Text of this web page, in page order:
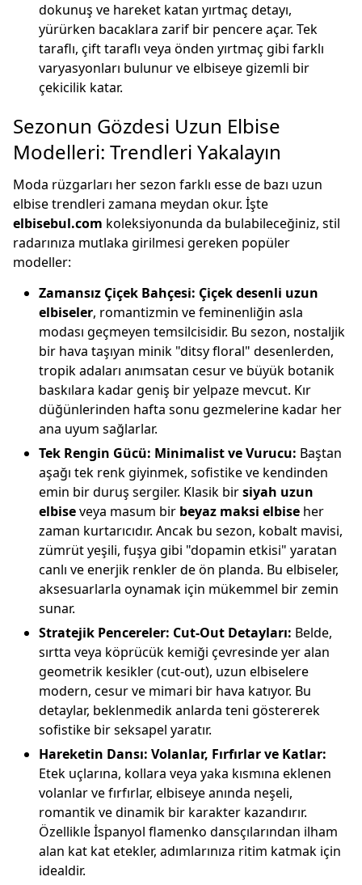
dokunuş ve hareket katan yırtmaç detayı,
yürürken bacaklara zarif bir pencere açar. Tek
taraflı, çift taraflı veya önden yırtmaç gibi farklı
varyasyonları bulunur ve elbiseye gizemli bir
çekicilik katar.
Sezonun Gözdesi Uzun Elbise
Modelleri: Trendleri Yakalayın
Moda rüzgarları her sezon farklı esse de bazı uzun
elbise trendleri zamana meydan okur. İşte
elbisebul.com koleksiyonunda da bulabileceğiniz, stil
radarınıza mutlaka girilmesi gereken popüler
modeller:
Zamansız Çiçek Bahçesi: Çiçek desenli uzun
elbiseler, romantizmin ve feminenliğin asla
modası geçmeyen temsilcisidir. Bu sezon, nostaljik
bir hava taşıyan minik "ditsy floral" desenlerden,
tropik adaları anımsatan cesur ve büyük botanik
baskılara kadar geniş bir yelpaze mevcut. Kır
düğünlerinden hafta sonu gezmelerine kadar her
ana uyum sağlarlar.
Tek Rengin Gücü: Minimalist ve Vurucu: Baştan
aşağı tek renk giyinmek, sofistike ve kendinden
emin bir duruş sergiler. Klasik birsiyah uzun
elbiseveya masum bir beyaz maksi elbise her
zaman kurtarıcıdır. Ancak bu sezon, kobalt mavisi,
zümrüt yeşili, fuşya gibi "dopamin etkisi" yaratan
canlı ve enerjik renkler de ön planda. Bu elbiseler,
aksesuarlarla oynamak için mükemmel bir zemin
sunar.
Stratejik Pencereler: Cut-Out Detayları: Belde,
sırtta veya köprücük kemiği çevresinde yer alan
geometrik kesikler (cut-out), uzun elbiselere
modern, cesur ve mimari bir hava katıyor. Bu
detaylar, beklenmedik anlarda teni göstererek
sofistike bir seksapel yaratır.
Hareketin Dansı: Volanlar, Fırfırlar ve Katlar:
Etek uçlarına, kollara veya yaka kısmına eklenen
volanlar ve fırfırlar, elbiseye anında neşeli,
romantik ve dinamik bir karakter kazandırır.
Özellikle İspanyol flamenko dansçılarından ilham
alan kat kat etekler, adımlarınıza ritim katmak için
idealdir.